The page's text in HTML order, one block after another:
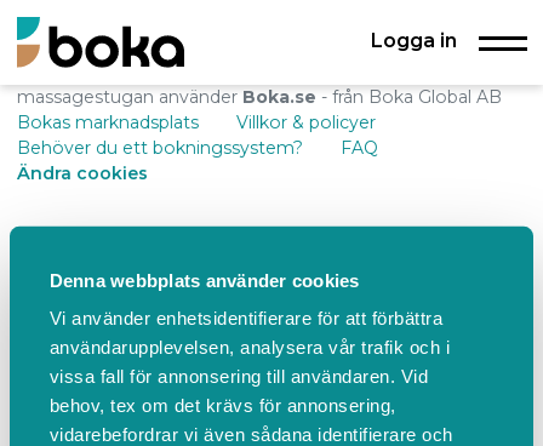
Denna webbplats använder cookies
Vi använder enhetsidentifierare för att förbättra
användarupplevelsen, analysera vår trafik och i
vissa fall för annonsering till användaren. Vid
behov, tex om det krävs för annonsering,
vidarebefordrar vi även sådana identifierare och
Logga in
massagestugan använder Boka.se - från Boka Global AB
Bokas marknadsplats
Villkor & policyer
Behöver du ett bokningssystem?
FAQ
Ändra cookies